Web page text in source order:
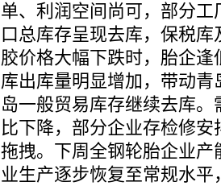
单、利润空间尚可，部分
口总库存呈现去库，保税
胶价格大幅下跌时，胎企
库出库量明显增加，带动
岛一般贸易库存继续去库
比下降，部分企业存检修
拖拽。下周全钢轮胎企业
业生产逐步恢复至常规水